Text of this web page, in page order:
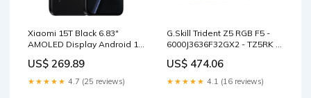
Xiaomi 15T Black 6.83"
AMOLED Display Android 15
US$ 269.89
★★★★★ 4.7 (25 reviews)
G.Skill Trident Z5 RGB F5 -
6000J3636F32GX2 - TZ5RK -
6000 MHz - 288 - pin DIMM -
Arbeitsspeicher Corsair
US$ 474.06
★★★★★ 4.1 (16 reviews)